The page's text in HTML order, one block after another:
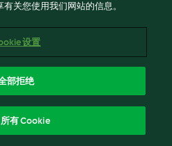
关您使用我们网站的信息。
设置
部拒绝
有 Cookie